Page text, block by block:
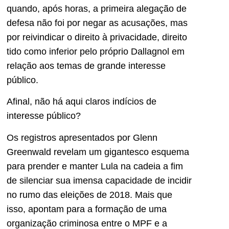
quando, após horas, a primeira alegação de
defesa não foi por negar as acusações, mas
por reivindicar o direito à privacidade, direito
tido como inferior pelo próprio Dallagnol em
relação aos temas de grande interesse
público.
Afinal, não há aqui claros indícios de
interesse público?
Os registros apresentados por Glenn
Greenwald revelam um gigantesco esquema
para prender e manter Lula na cadeia a fim
de silenciar sua imensa capacidade de incidir
no rumo das eleições de 2018. Mais que
isso, apontam para a formação de uma
organização criminosa entre o MPF e a